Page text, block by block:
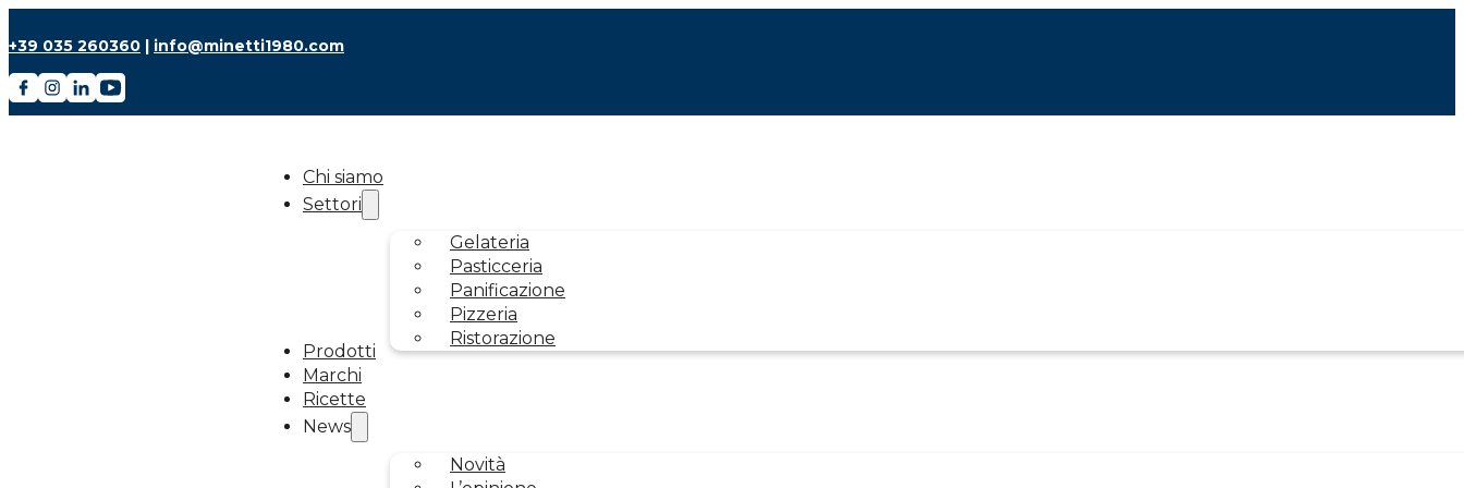
+39 035 260360 | info@minetti1980.com
Chi siamo
Settori
Gelateria
Pasticceria
Panificazione
Pizzeria
Ristorazione
Prodotti
Marchi
Ricette
News
Novità